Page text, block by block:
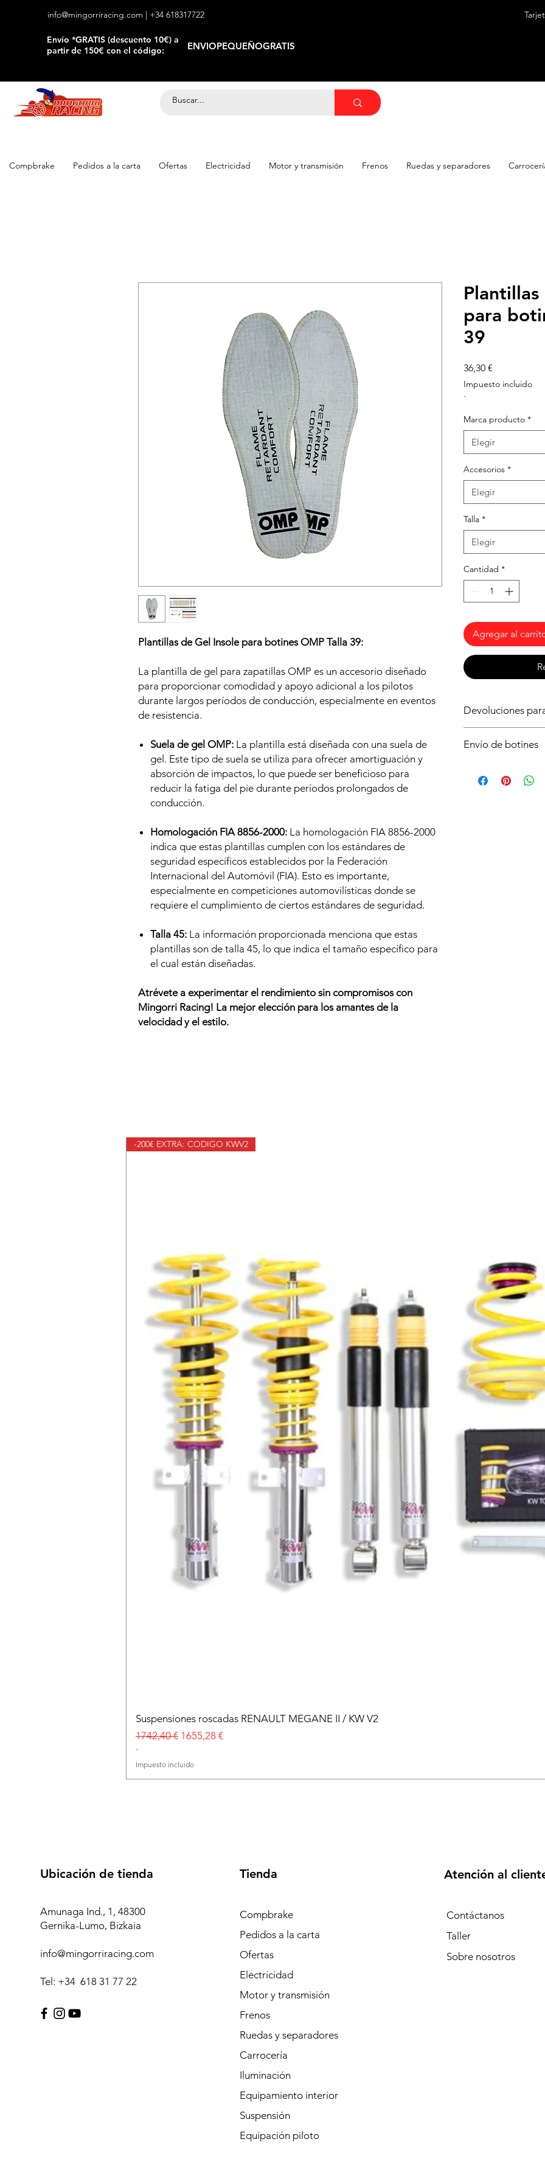
info@mingorriracing.com | +34 618317722
​Envío *GRATIS (descuento 10€) a
partir de 150€ con el código:
ENVIOPEQUEÑOGRATIS
Compbrake Pedidos a la carta Ofertas Electricidad Motor y transmisión Frenos Ruedas y separadores
Plantillas de Gel Insole para botines OMP Talla 39:
La plantilla de gel para zapatillas OMP es un accesorio diseñado
para proporcionar comodidad y apoyo adicional a los pilotos
durante largos períodos de conducción, especialmente en eventos
de resistencia.
Suela de gel OMP: La plantilla está diseñada con una suela de
gel. Este tipo de suela se utiliza para ofrecer amortiguación y
absorción de impactos, lo que puede ser beneficioso para
reducir la fatiga del pie durante períodos prolongados de
conducción.
Homologación FIA 8856-2000: La homologación FIA 8856-2000
indica que estas plantillas cumplen con los estándares de
seguridad específicos establecidos por la Federación
Internacional del Automóvil (FIA). Esto es importante,
especialmente en competiciones automovilísticas donde se
requiere el cumplimiento de ciertos estándares de seguridad.
Talla 45: La información proporcionada menciona que estas
plantillas son de talla 45, lo que indica el tamaño específico para
el cual están diseñadas.
Atrévete a experimentar el rendimiento sin compromisos con
Mingorri Racing! La mejor elección para los amantes de la
velocidad y el estilo.
para
39
36,30 €
Impuesto incluido
-
Marca producto *
Elegir
Accesorios *
Elegir
Talla *
Elegir
Cantidad *
Agregar al
Devoluciones
tu vehículo, si tienes
a cargos de los
Envío de botines
stock. Consúltanos
-200€ EXTRA: CODIGO KWV2
Suspensiones roscadas RENAULT MEGANE II / KW V2
Precio
1742,40 € Precio de oferta
1655,28 €
-
Impuesto incluido
Ubicación de tienda
Amunaga Ind., 1, 48300
Gernika-Lumo, Bizkaia
info@mingorriracing.com
Tel: +34 618 31 77 22
Tienda
Compbrake
Pedidos a la carta
Ofertas
Electricidad
Motor y transmisión
Frenos
Ruedas y separadores
Carrocería
Iluminación
Equipamiento interior
Suspensión
Equipación piloto
Atención al
Contáctanos
Taller
Sobrenosotros